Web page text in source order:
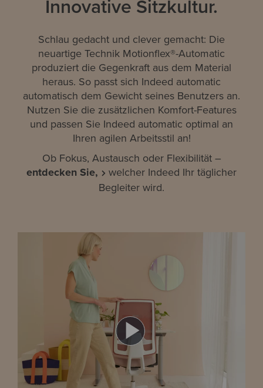
Innovative Sitzkultur.
Schlau gedacht und clever gemacht: Die
neuartige Technik Motionflex®-Automatic
produziert die Gegenkraft aus dem Material
heraus. So passt sich Indeed automatic
automatisch dem Gewicht seines Benutzers an.
Nutzen Sie die zusätzlichen Komfort-Features
und passen Sie Indeed automatic optimal an
Ihren agilen Arbeitsstil an!
Ob Fokus, Austausch oder Flexibilität –
entdecken Sie,
welcher Indeed Ihr täglicher
Begleiter wird.
Play
Video